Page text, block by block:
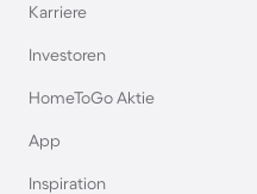
Karriere
Investoren
HomeToGo Aktie
App
Inspiration